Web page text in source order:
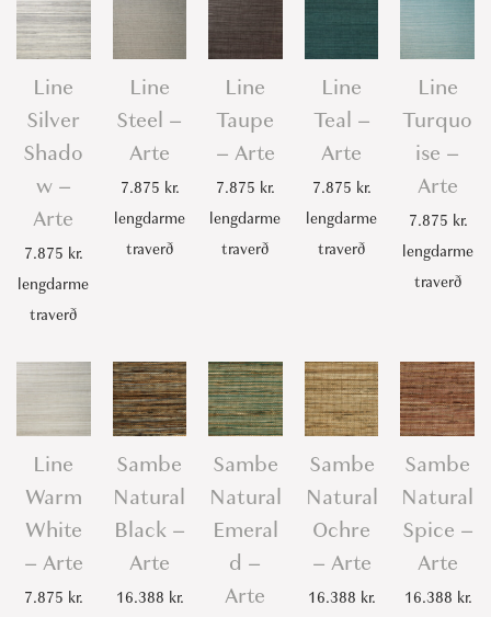
Line
Silver
Shado
w –
Arte
7.875 kr.
lengdarme
traverð
Line
Steel –
Arte
7.875 kr.
lengdarme
traverð
Line
Taupe
– Arte
7.875 kr.
lengdarme
traverð
Line
Teal –
Arte
7.875 kr.
lengdarme
traverð
Line
Turquo
ise –
Arte
7.875 kr.
lengdarme
traverð
Line
Warm
White
– Arte
7.875 kr.
Sambe
Natural
Black –
Arte
16.388 kr.
Sambe
Natural
Emeral
d –
Arte
Sambe
Natural
Ochre
– Arte
16.388 kr.
Sambe
Natural
Spice –
Arte
16.388 kr.